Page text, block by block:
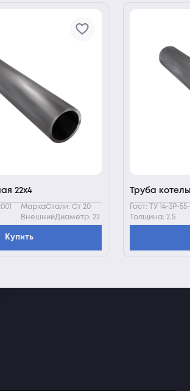
22х4
МаркаСтали: Ст 20
ВнешнийДиаметр: 22
Купить
Труба
Гост: ТУ 14-3Р-55-
Толщина: 2.5